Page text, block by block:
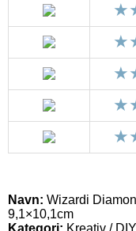
Navn: Wizardi
9,1×10,1cm
Kategori: Kreativ /